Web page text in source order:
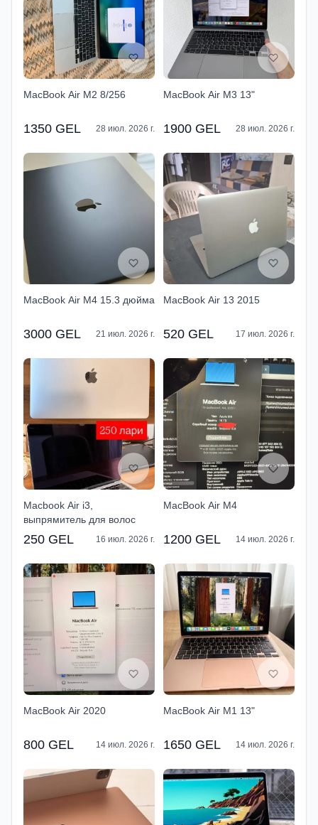
MacBook Air M2 8/256
1350 GEL 28 июл. 2026 г.
MacBook Air M3 13"
1900 GEL 28 июл. 2026 г.
MacBook Air M4 15.3 дюйма
3000 GEL 21 июл. 2026 г.
MacBook Air 13 2015
520 GEL 17 июл. 2026 г.
Macbook Air i3,
выпрямитель для волос
250 GEL 16 июл. 2026 г.
MacBook Air M4
1200 GEL 14 июл. 2026 г.
MacBook Air 2020
800 GEL 14 июл. 2026 г.
MacBook Air M1 13"
1650 GEL 14 июл. 2026 г.